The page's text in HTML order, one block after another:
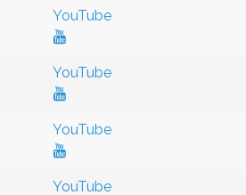
YouTube
YouTube
YouTube
YouTube